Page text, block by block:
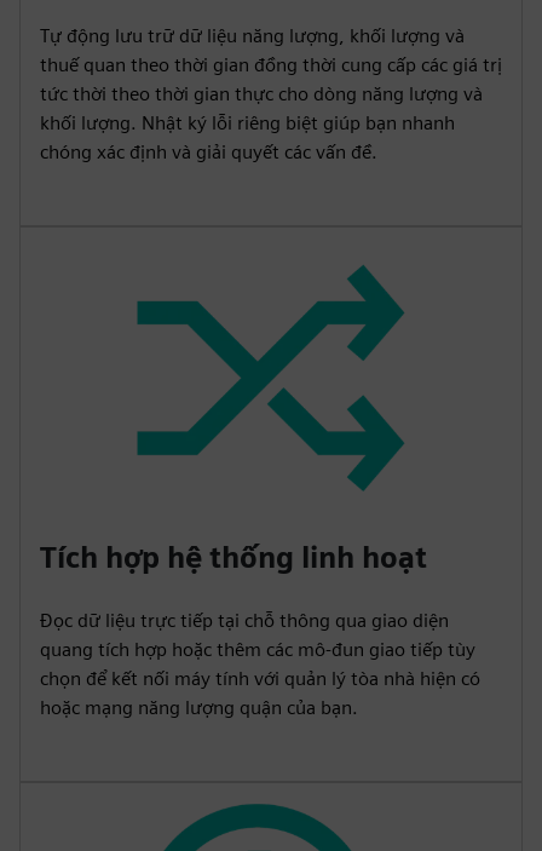
Tự động lưu trữ dữ liệu năng lượng, khối lượng và
thuế quan theo thời gian đồng thời cung cấp các giá trị
tức thời theo thời gian thực cho dòng năng lượng và
khối lượng. Nhật ký lỗi riêng biệt giúp bạn nhanh
chóng xác định và giải quyết các vấn đề.
Tích hợp hệ thống linh hoạt
Đọc dữ liệu trực tiếp tại chỗ thông qua giao diện
quang tích hợp hoặc thêm các mô-đun giao tiếp tùy
chọn để kết nối máy tính với quản lý tòa nhà hiện có
hoặc mạng năng lượng quận của bạn.